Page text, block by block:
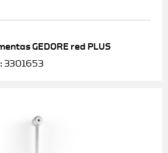
GEDORE red PLUS
3301653